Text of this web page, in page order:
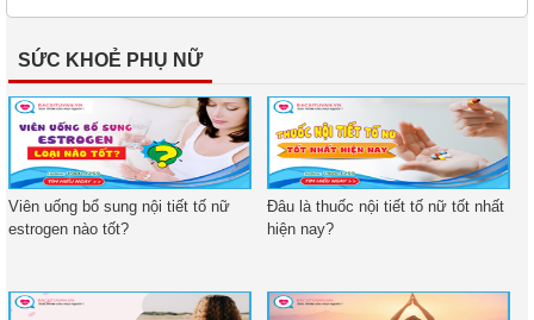
SỨC KHOẺ PHỤ NỮ
Viên uống bổ sung nội tiết tố nữ
estrogen nào tốt?
Đâu là thuốc nội tiết tố nữ tốt nhất
hiện nay?